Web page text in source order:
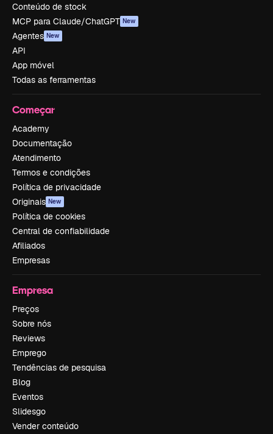
Conteúdo de stock
MCP para Claude/ChatGPT New
Agentes New
API
App móvel
Todas as ferramentas
Começar
Academy
Documentação
Atendimento
Termos e condições
Política de privacidade
Originais New
Política de cookies
Central de confiabilidade
Afiliados
Empresas
Empresa
Preços
Sobre nós
Reviews
Emprego
Tendências de pesquisa
Blog
Eventos
Slidesgo
Vender conteúdo